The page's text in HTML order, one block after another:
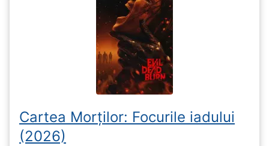
Cartea Morților: Focurile iadului
(2026)